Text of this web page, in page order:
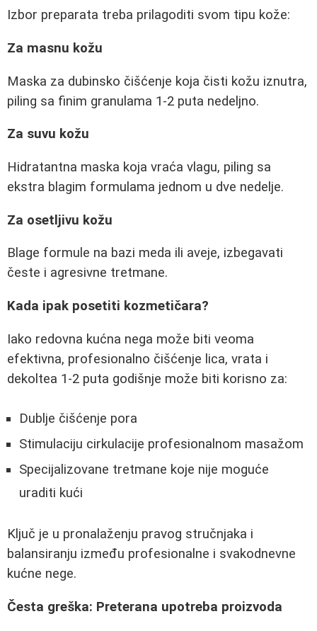
Izbor preparata treba prilagoditi svom tipu kože:
Za masnu kožu
Maska za dubinsko čišćenje koja čisti kožu iznutra,
piling sa finim granulama 1-2 puta nedeljno.
Za suvu kožu
Hidratantna maska koja vraća vlagu, piling sa
ekstra blagim formulama jednom u dve nedelje.
Za osetljivu kožu
Blage formule na bazi meda ili aveje, izbegavati
česte i agresivne tretmane.
Kada ipak posetiti kozmetičara?
Iako redovna kućna nega može biti veoma
efektivna, profesionalno čišćenje lica, vrata i
dekoltea 1-2 puta godišnje može biti korisno za:
Dublje čišćenje pora
Stimulaciju cirkulacije profesionalnom masažom
Specijalizovane tretmane koje nije moguće
uraditi kući
Ključ je u pronalaženju pravog stručnjaka i
balansiranju između profesionalne i svakodnevne
kućne nege.
Česta greška: Preterana upotreba proizvoda